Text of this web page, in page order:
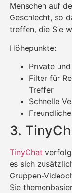
Menschen auf
Geschlecht, so
treffen, die Sie
Höhepunkte:
Private
Filter für
Treffer
Schnelle
3.
TinyChat
es sich
Gruppen-
Sie